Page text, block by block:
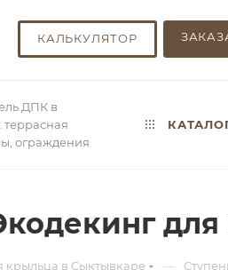
КАЛЬКУЛЯТОР
ДПК в
ограждения
крыльца в Сыктывкаре —